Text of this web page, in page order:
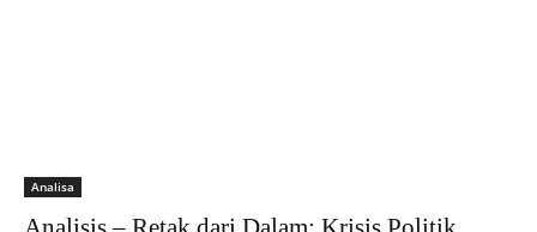
Analisa